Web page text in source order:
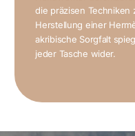
die präzisen Techniken
Herstellung einer
akribische Sorgfalt
jeder Tasche wider.
entsprechen.
raffinierten Designs machen sie vielseitig und klassisch zugleich.
einzigartig.
von
Eine